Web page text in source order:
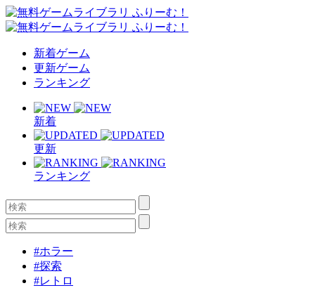
新着ゲーム
更新ゲーム
ランキング
新着
更新
ランキング
#ホラー
#探索
#レトロ